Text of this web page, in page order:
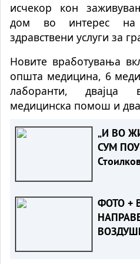
исчекор кон
дом во интерес на
здравствени услуги за
Новите вработувања
општа медицина, 6
лаборанти, двајца
медицинска помош и
„И ВО
СУМ
ФОТО +